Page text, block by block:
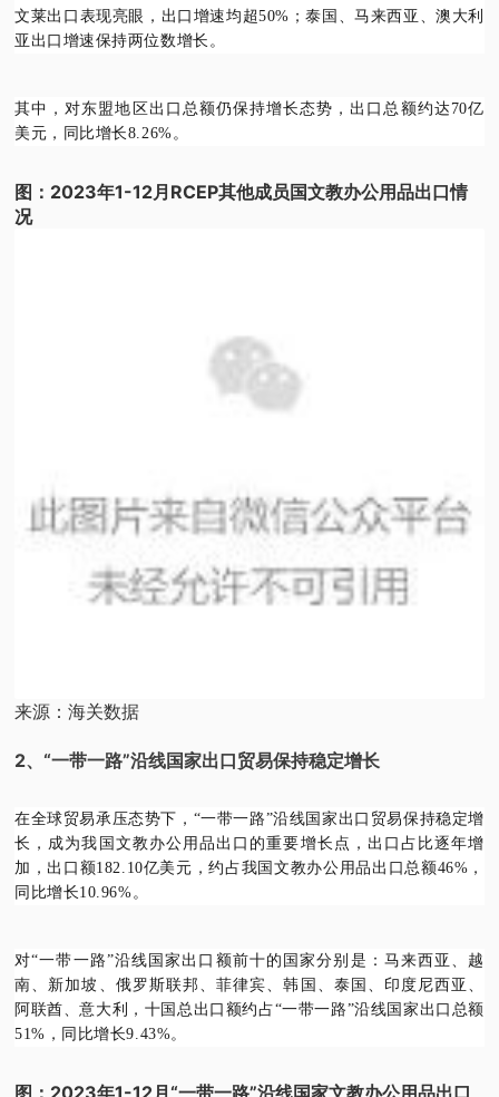
文莱出口表现亮眼，出口增速均超50%；泰国、马来西亚、澳大利
亚出口增速保持两位数增长。
其中，对东盟地区出口总额仍保持增长态势，出口总额约达70亿
美元，同比增长8.26%。
图：2023年1-12月RCEP其他成员国文教办公用品出口情
况
来源：海关数据
2、“一带一路”沿线国家出口贸易保持稳定增长
在全球贸易承压态势下，“一带一路”沿线国家出口贸易保持稳定增
长，成为我国文教办公用品出口的重要增长点，出口占比逐年增
加，出口额182.10亿美元，约占我国文教办公用品出口总额46%，
同比增长10.96%。
对“一带一路”沿线国家出口额前十的国家分别是：马来西亚、越
南、新加坡、俄罗斯联邦、菲律宾、韩国、泰国、印度尼西亚、
阿联酋、意大利，十国总出口额约占“一带一路”沿线国家出口总额
51%，同比增长9.43%。